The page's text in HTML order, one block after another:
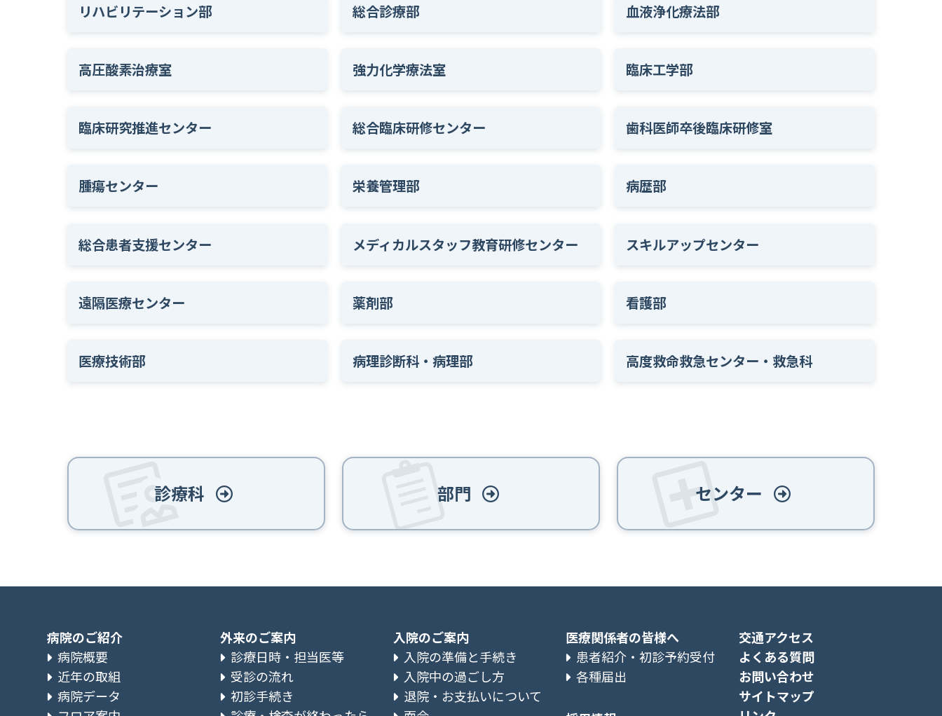
リハビリテーション部 総合診療部 血液浄化療法部
高圧酸素治療室 強力化学療法室 臨床工学部
臨床研究推進センター 総合臨床研修センター 歯科医師卒後臨床研修室
腫瘍センター 栄養管理部 病歴部
総合患者支援センター メディカルスタッフ教育研修センター スキルアップセンター
遠隔医療センター 薬剤部 看護部
医療技術部 病理診断科・病理部 高度救命救急センター・救急科
診療科 部門 センター
病院のご紹介
病院概要
近年の取組
病院データ
外来のご案内
診療日時・担当医等
受診の流れ
初診手続き
入院のご案内
入院の準備と手続き
入院中の過ごし方
退院・お支払いについて
医療関係者の皆様へ
患者紹介・初診予約受付
各種届出
交通アクセス
よくある質問
お問い合わせ
サイトマップ